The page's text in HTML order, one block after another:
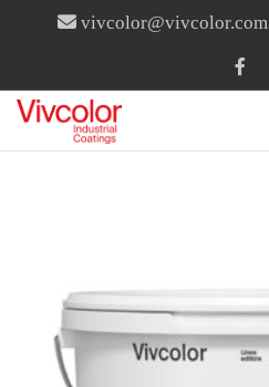
vivcolor@vivcolor.com